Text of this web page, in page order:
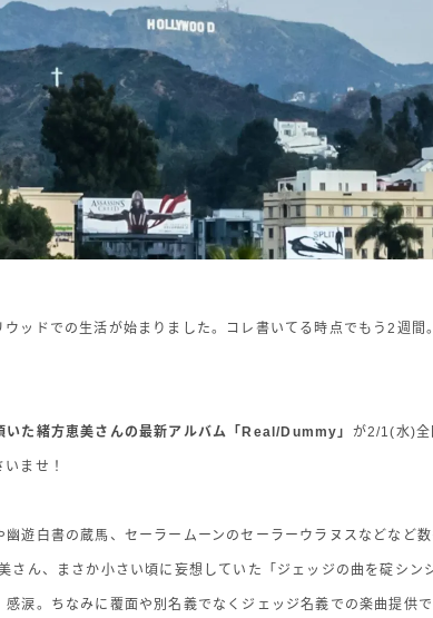
歌詞｜Lyrics
PHOTO
ッドでの生活が始まりました。コレ書いてる時点でもう2週間
いた緒方恵美さんの最新アルバム「Real/Dummy」 が2/1(水)全
ませ！
幽遊白書の蔵馬、セーラームーンのセーラーウラヌスなどなど
さん、まさか小さい頃に妄想していた「ジェッジの曲を碇シン
感涙。ちなみに覆面や別名義でなくジェッジ名義での楽曲提供